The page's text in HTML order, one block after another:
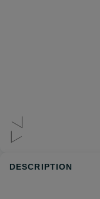
DESCRIPTION